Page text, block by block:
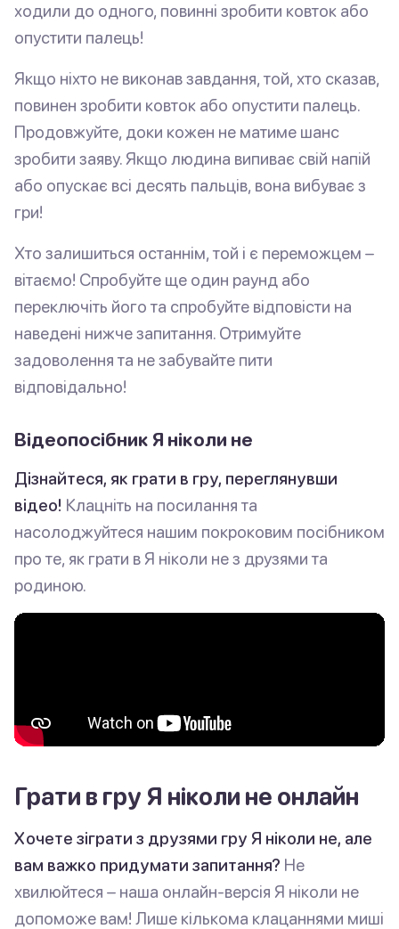
ходили до одного, повинні зробити ковток або
опустити палець!
Якщо ніхто не виконав завдання, той, хто сказав,
повинен зробити ковток або опустити палець.
Продовжуйте, доки кожен не матиме шанс
зробити заяву. Якщо людина випиває свій напій
або опускає всі десять пальців, вона вибуває з
гри!
Хто залишиться останнім, той і є переможцем –
вітаємо! Спробуйте ще один раунд або
переключіть його та спробуйте відповісти на
наведені нижче запитання. Отримуйте
задоволення та не забувайте пити
відповідально!
Відеопосібник Я ніколи не
Дізнайтеся, як грати в гру, переглянувши
відео! Клацніть на посилання та
насолоджуйтеся нашим покроковим посібником
про те, як грати в Я ніколи не з друзями та
родиною.
Грати в гру Я ніколи не онлайн
Хочете зіграти з друзями гру Я ніколи не, але
вам важко придумати запитання? Не
хвилюйтеся – наша онлайн-версія Я ніколи не
допоможе вам! Лише кількома клацаннями миші